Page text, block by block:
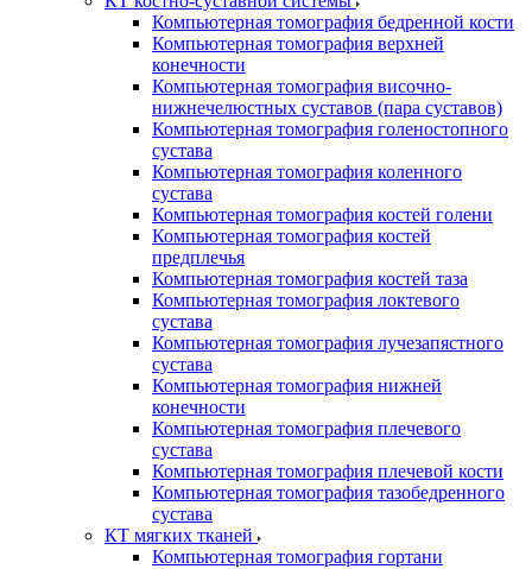
Компьютерная томография бедренной кости
Компьютерная томография верхней
конечности
Компьютерная томография височно-
нижнечелюстных суставов (пара суставов)
Компьютерная томография голеностопного
сустава
Компьютерная томография коленного
сустава
Компьютерная томография костей голени
Компьютерная томография костей
предплечья
Компьютерная томография костей таза
Компьютерная томография локтевого
сустава
Компьютерная томография лучезапястного
сустава
Компьютерная томография нижней
конечности
Компьютерная томография плечевого
сустава
Компьютерная томография плечевой кости
Компьютерная томография тазобедренного
сустава
КТ мягких тканей
Компьютерная томография гортани